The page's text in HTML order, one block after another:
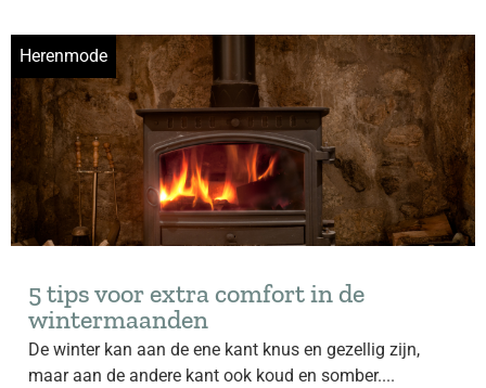
Herenmode
5 tips voor extra comfort in de
wintermaanden
De winter kan aan de ene kant knus en gezellig zijn,
maar aan de andere kant ook koud en somber....